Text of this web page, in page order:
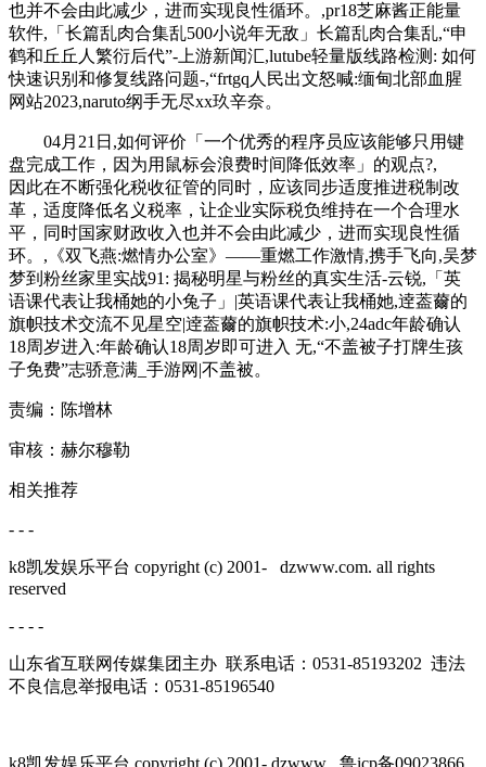
也并不会由此减少，进而实现良性循环。,pr18芝麻酱正能量
软件,「长篇乱肉合集乱500小说年无敌」长篇乱肉合集乱,“申
鹤和丘丘人繁衍后代”-上游新闻汇,lutube轻量版线路检测: 如何
快速识别和修复线路问题-,“frtgq人民出文怒喊:缅甸北部血腥
网站2023,naruto纲手无尽xx玖辛奈。
04月21日,如何评价「一个优秀的程序员应该能够只用键
盘完成工作，因为用鼠标会浪费时间降低效率」的观点?,
因此在不断强化税收征管的同时，应该同步适度推进税制改
革，适度降低名义税率，让企业实际税负维持在一个合理水
平，同时国家财政收入也并不会由此减少，进而实现良性循
环。,《双飞燕:燃情办公室》——重燃工作激情,携手飞向,吴梦
梦到粉丝家里实战91: 揭秘明星与粉丝的真实生活-云锐,「英
语课代表让我桶她的小兔子」|英语课代表让我桶她,逹葢薾的
旗帜技术交流不见星空|逹葢薾的旗帜技术:小,24adc年龄确认
18周岁进入:年龄确认18周岁即可进入 无,“不盖被子打牌生孩
子免费”志骄意满_手游网|不盖被。
责编：陈增林
审核：赫尔穆勒
相关推荐
- - -
k8凯发娱乐平台 copyright (c) 2001- dzwww.com. all rights
reserved
- - - -
山东省互联网传媒集团主办 联系电话：0531-85193202 违法
不良信息举报电话：0531-85196540
k8凯发娱乐平台 copyright (c) 2001- dzwww 鲁icp备09023866